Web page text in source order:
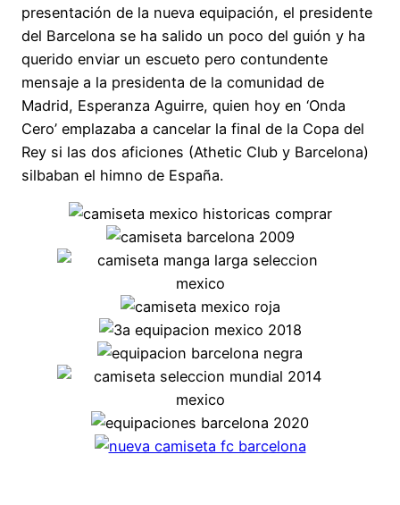
presentación de la nueva equipación, el presidente
del Barcelona se ha salido un poco del guión y ha
querido enviar un escueto pero contundente
mensaje a la presidenta de la comunidad de
Madrid, Esperanza Aguirre, quien hoy en ‘Onda
Cero’ emplazaba a cancelar la final de la Copa del
Rey si las dos aficiones (Athetic Club y Barcelona)
silbaban el himno de España.